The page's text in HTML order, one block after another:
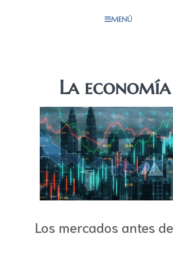
MENÚ
La
Los mercados antes